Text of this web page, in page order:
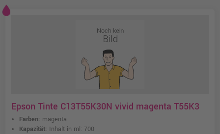
Epson Tinte C13T55K30N vivid magenta T55K3
Farben: magenta
Kapazität: Inhalt in ml: 700